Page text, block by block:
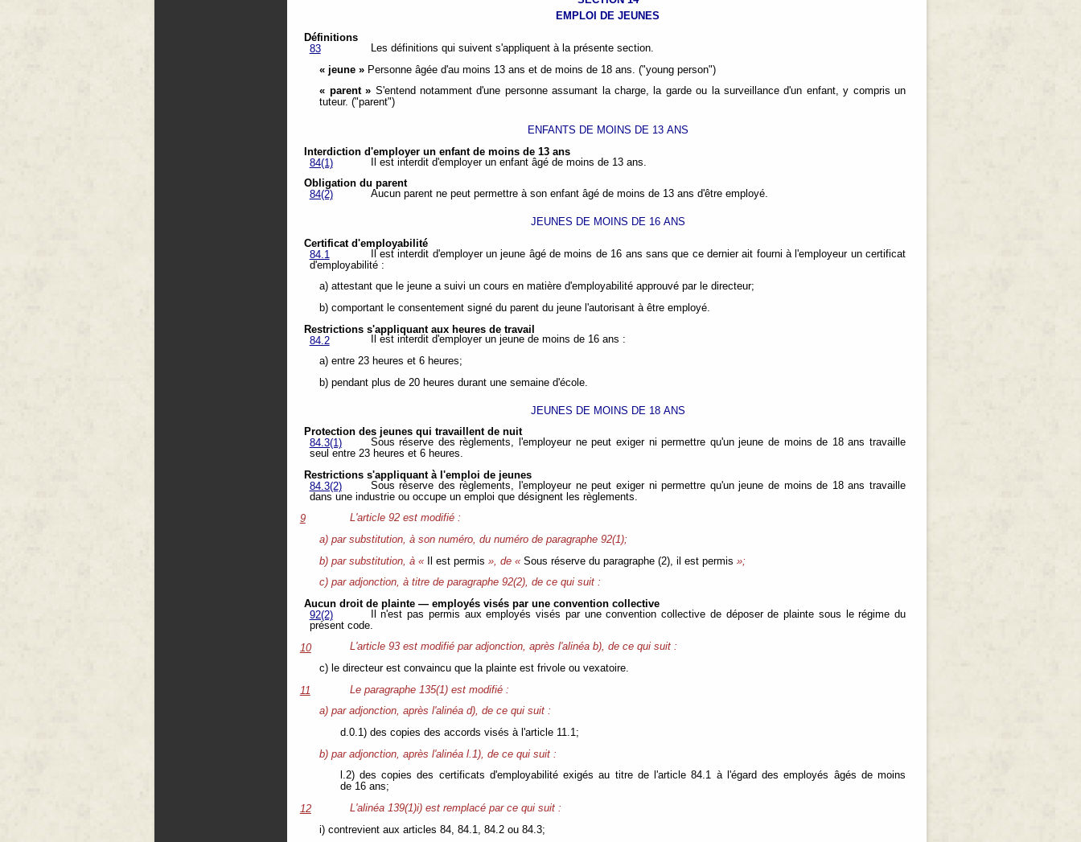
EMPLOI DE JEUNES
Définitions
83
Les définitions qui suivent s'appliquent à la présente section.
« jeune » Personne âgée d'au moins 13 ans et de moins de 18 ans. ("young person")
« parent » S'entend notamment d'une personne assumant la charge, la garde ou la surveillance d'un enfant, y compris un
tuteur. ("parent")
ENFANTS DE MOINS DE 13 ANS
Interdiction d'employer un enfant de moins de 13 ans
84(1)
Il est interdit d'employer un enfant âgé de moins de 13 ans.
Obligation du parent
84(2)
Aucun parent ne peut permettre à son enfant âgé de moins de 13 ans d'être employé.
JEUNES DE MOINS DE 16 ANS
Certificat d'employabilité
84.1
Il est interdit d'employer un jeune âgé de moins de 16 ans sans que ce dernier ait fourni à l'employeur un certificat
d'employabilité :
a) attestant que le jeune a suivi un cours en matière d'employabilité approuvé par le directeur;
b) comportant le consentement signé du parent du jeune l'autorisant à être employé.
Restrictions s'appliquant aux heures de travail
84.2
Il est interdit d'employer un jeune de moins de 16 ans :
a) entre 23 heures et 6 heures;
b) pendant plus de 20 heures durant une semaine d'école.
JEUNES DE MOINS DE 18 ANS
Protection des jeunes qui travaillent de nuit
84.3(1)
Sous réserve des règlements, l'employeur ne peut exiger ni permettre qu'un jeune de moins de 18 ans travaille
seul entre 23 heures et 6 heures.
Restrictions s'appliquant à l'emploi de jeunes
84.3(2)
Sous réserve des règlements, l'employeur ne peut exiger ni permettre qu'un jeune de moins de 18 ans travaille
dans une industrie ou occupe un emploi que désignent les règlements.
9
L'article 92 est modifié :
a) par substitution, à son numéro, du numéro de paragraphe 92(1);
b) par substitution, à «
Il est permis », de «Sous réserve du paragraphe (2), il est permis »;
c) par adjonction, à titre de paragraphe 92(2), de ce qui suit :
Aucun droit de plainte — employés visés par une convention collective
92(2)
Il n'est pas permis aux employés visés par une convention collective de déposer de plainte sous le régime du
présent code.
10
L'article 93 est modifié par adjonction, après l'alinéa b), de ce qui suit :
c) le directeur est convaincu que la plainte est frivole ou vexatoire.
11
Le paragraphe 135(1) est modifié :
a) par adjonction, après l'alinéa d), de ce qui suit :
d.0.1) des copies des accords visés à l'article 11.1;
b) par adjonction, après l'alinéa l.1), de ce qui suit :
l.2) des copies des certificats d'employabilité exigés au titre de l'article 84.1 à l'égard des employés âgés de moins
de 16 ans;
12
L'alinéa 139(1)i) est remplacé par ce qui suit :
i) contrevient aux articles 84, 84.1, 84.2 ou 84.3;